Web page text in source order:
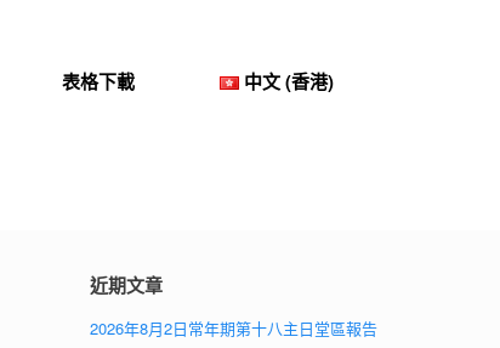
表格下載 中文 (香港)
近期文章
2026年8月2日常年期第十八主日堂區報告